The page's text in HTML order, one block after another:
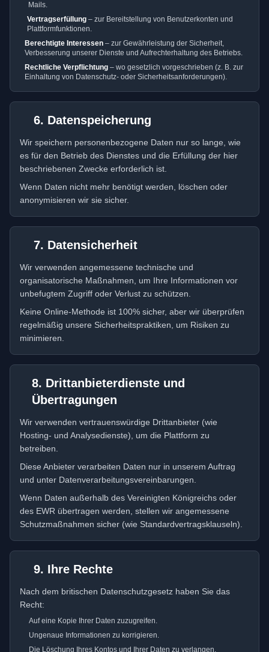
Mails.
Vertragserfüllung – zur Bereitstellung von Benutzerkonten und
Plattformfunktionen.
Berechtigte Interessen – zur Gewährleistung der Sicherheit,
Verbesserung unserer Dienste und Aufrechterhaltung des Betriebs.
Rechtliche Verpflichtung– wo gesetzlich vorgeschrieben (z. B. zur
Einhaltung von Datenschutz- oder Sicherheitsanforderungen).
6. Datenspeicherung
Wir speichern personenbezogene Daten nur so lange, wie
es für den Betrieb des Dienstes und die Erfüllung der hier
beschriebenen Zwecke erforderlich ist.
Wenn Daten nicht mehr benötigt werden, löschen oder
anonymisieren wir sie sicher.
7. Datensicherheit
Wir verwenden angemessene technische und
organisatorische Maßnahmen, um Ihre Informationen vor
unbefugtem Zugriff oder Verlust zu schützen.
Keine Online-Methode ist 100% sicher, aber wir überprüfen
regelmäßig unsere Sicherheitspraktiken, um Risiken zu
minimieren.
8. Drittanbieterdienste und
Übertragungen
Wir verwenden vertrauenswürdige Drittanbieter (wie
Hosting- und Analysedienste), um die Plattform zu
betreiben.
Diese Anbieter verarbeiten Daten nur in unserem Auftrag
und unter Datenverarbeitungsvereinbarungen.
Wenn Daten außerhalb des Vereinigten Königreichs oder
des EWR übertragen werden, stellen wir angemessene
Schutzmaßnahmen sicher (wie Standardvertragsklauseln).
9. Ihre Rechte
Nach dem britischen Datenschutzgesetz haben Sie das
Recht:
Auf eine Kopie Ihrer Daten zuzugreifen.
Ungenaue Informationen zu korrigieren.
Die Löschung Ihres Kontos und Ihrer Daten zu verlangen.